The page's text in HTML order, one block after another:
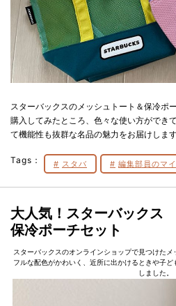
スターバックスのメッシュトート＆保冷ポ
購入してみたところ、色々な使い方ができ
て機能性も抜群な名品の魅力をお届けします
Tags： スタバ 編集部員のマ
大人気！スターバックス
保冷ポーチセット
スターバックスのオンラインショップで見つけた
フルな配色がかわいく、近所に出かけるときや子
しました。